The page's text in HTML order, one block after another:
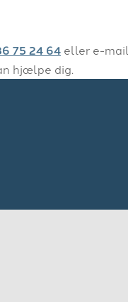
75 24 64 eller e-mail
hjælpe dig.​​